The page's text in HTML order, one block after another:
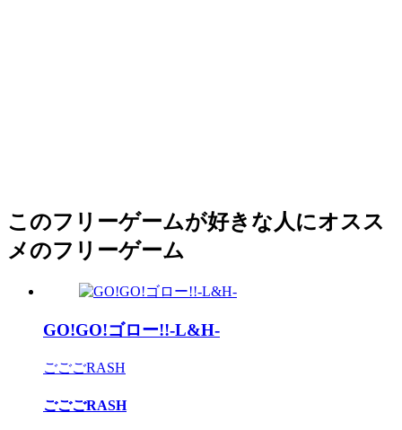
このフリーゲームが好きな人にオスス
メのフリーゲーム
GO!GO!ゴロー!!-L&H-
ごごごRASH
ごごごRASH